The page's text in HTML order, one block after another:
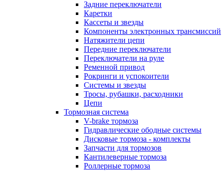
Задние переключатели
Каретки
Кассеты и звезды
Компоненты электронных трансмиссий
Натяжители цепи
Передние переключатели
Переключатели на руле
Ременной привод
Рокринги и успокоители
Системы и звезды
Тросы, рубашки, расходники
Цепи
Тормозная система
V-brake тормоза
Гидравлические ободные системы
Дисковые тормоза - комплекты
Запчасти для тормозов
Кантилеверные тормоза
Роллерные тормоза